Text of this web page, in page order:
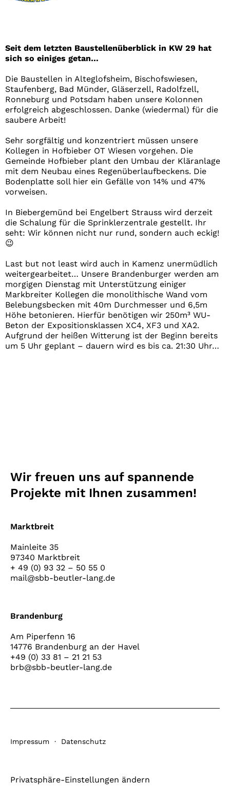
Seit dem letzten Baustellenüberblick in KW 29 hat
sich so einiges getan…
Die Baustellen in Alteglofsheim, Bischofswiesen,
Staufenberg, Bad Münder, Gläserzell, Radolfzell,
Ronneburg und Potsdam haben unsere Kolonnen
erfolgreich abgeschlossen. Danke (wiedermal) für die
saubere Arbeit!
Sehr sorgfältig und konzentriert müssen unsere
Kollegen in Hofbieber OT Wiesen vorgehen. Die
Gemeinde Hofbieber plant den Umbau der Kläranlage
mit dem Neubau eines Regenüberlaufbeckens. Die
Bodenplatte soll hier ein Gefälle von 14% und 47%
vorweisen.
In Biebergemünd bei Engelbert Strauss wird derzeit
die Schalung für die Sprinklerzentrale gestellt. Ihr
seht: Wir können nicht nur rund, sondern auch eckig!
😉
Last but not least wird auch in Kamenz unermüdlich
weitergearbeitet… Unsere Brandenburger werden am
morgigen Dienstag mit Unterstützung einiger
Markbreiter Kollegen die monolithische Wand vom
Belebungsbecken mit 40m Durchmesser und 6,5m
Höhe betonieren. Hierfür benötigen wir 250m³ WU-
Beton der Expositionsklassen XC4, XF3 und XA2.
Aufgrund der heißen Witterung ist der Beginn bereits
um 5 Uhr geplant – dauern wird es bis ca. 21:30 Uhr…
Wir freuen uns auf spannende
Projekte mit Ihnen zusammen!
Marktbreit
Mainleite 35
97340 Marktbreit
+ 49 (0) 93 32 – 50 55 0
mail@sbb-beutler-lang.de
Brandenburg
Am Piperfenn 16
14776 Brandenburg an der Havel
+49 (0) 33 81 – 21 21 53
brb@sbb-beutler-lang.de
Privatsphäre-Einstellungen ändern
Impressum · Datenschutz